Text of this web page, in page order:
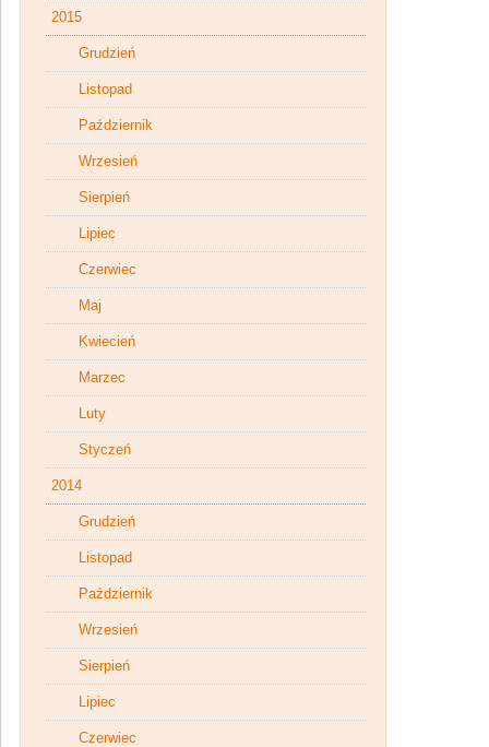
2015
Grudzień
Listopad
Październik
Wrzesień
Sierpień
Lipiec
Czerwiec
Maj
Kwiecień
Marzec
Luty
Styczeń
2014
Grudzień
Listopad
Październik
Wrzesień
Sierpień
Lipiec
Czerwiec